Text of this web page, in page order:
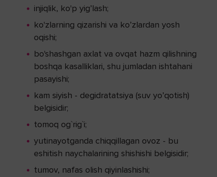
injiqlik, ko'p yig’lash;
ko'zlarning qizarishi va ko’zlardan yosh
oqishi;
bo'shashgan axlat va ovqat hazm qilishning
boshqa kasalliklari, shu jumladan ishtahani
pasayishi;
kam siyish - degidratatsiya (suv yo’qotish)
belgisidir;
tomoq og`rig`i;
yutinayotganda chiqqillagan ovoz - bu
eshitish naychalarining shishishi belgisidir;
tumov, nafas olish qiyinlashishi;